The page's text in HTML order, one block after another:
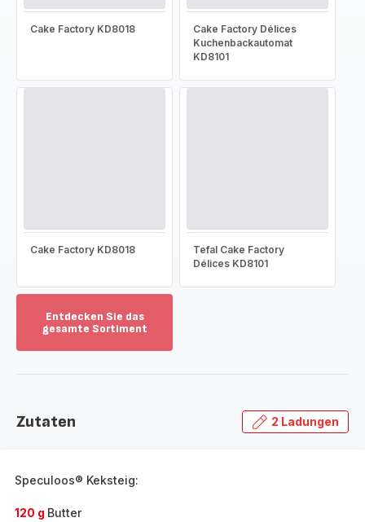
Cake Factory KD8018
Cake Factory Délices
Kuchenbackautomat
KD8101
Cake Factory KD8018
Tefal Cake Factory
Délices KD8101
Entdecken Sie das
gesamte Sortiment
das
Zutaten 2 Ladungen
Speculoos® Keksteig:
120 g Butter